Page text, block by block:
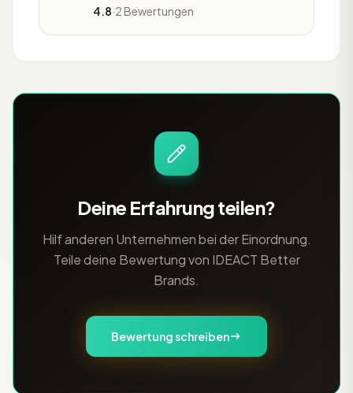
Marketing spezialisiert. Das
Marken und verfügt über umfangreiche
betreut Kunden mit hohen Anforder
4.8·2 Bewertungen
Deine Erfahrung teilen?
Hilf anderen Unternehmen bei der Einordnung.
Teile deine Bewertung von IDEACT Better
Brands.
Bewertung schreiben